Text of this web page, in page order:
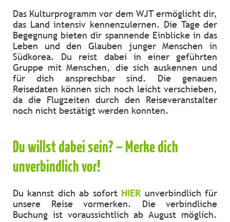
Das Kulturprogramm vor dem WJT ermöglicht dir,
das Land intensiv kennenzulernen. Die Tage der
Begegnung bieten dir spannende Einblicke in das
Leben und den Glauben junger Menschen in
Südkorea. Du reist dabei in einer geführten
Gruppe mit Menschen, die sich auskennen und
für dich ansprechbar sind. Die genauen
Reisedaten können sich noch leicht verschieben,
da die Flugzeiten durch den Reiseveranstalter
noch nicht bestätigt werden konnten.
Du willst dabei sein? – Merke dich
unverbindlich vor!
Du kannst dich ab sofort HIER unverbindlich für
unsere Reise vormerken. Die verbindliche
Buchung ist voraussichtlich ab August möglich.